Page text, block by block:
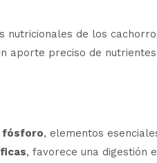
nutricionales de los
aporte preciso de nutrientes
fósforo, elementos
, favorece una digestión